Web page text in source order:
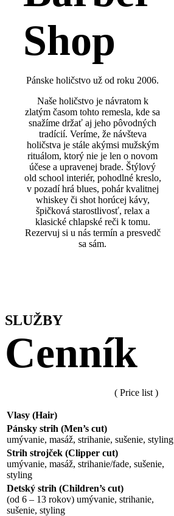
Shop
Pánske holičstvo už od roku 2006.
Naše holičstvo je návratom k
zlatým časom tohto remesla, kde sa
snažíme držať aj jeho pôvodných
tradícií. Veríme, že návšteva
holičstva je stále akýmsi mužským
rituálom, ktorý nie je len o novom
účese a upravenej brade. Štýlový
old school interiér, pohodlné kreslo,
v pozadí hrá blues, pohár kvalitnej
whiskey či shot horúcej kávy,
špičková starostlivosť, relax a
klasické chlapské reči k tomu.
Rezervuj si u nás termín a presvedč
sa sám.
SLUŽBY
Cenník
( Price list )
Vlasy (Hair)
Pánsky strih (Men’s cut)
umývanie, masáž, strihanie, sušenie, styling
Strih strojček (Clipper cut)
umývanie, masáž, strihanie/fade, sušenie,
styling
Detský strih (Children’s cut)
(od 6 – 13 rokov) umývanie, strihanie,
sušenie, styling